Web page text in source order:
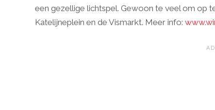
een gezellige lichtspel. Gewoon te veel om op
Katelijneplein en de Vismarkt. Meer info: